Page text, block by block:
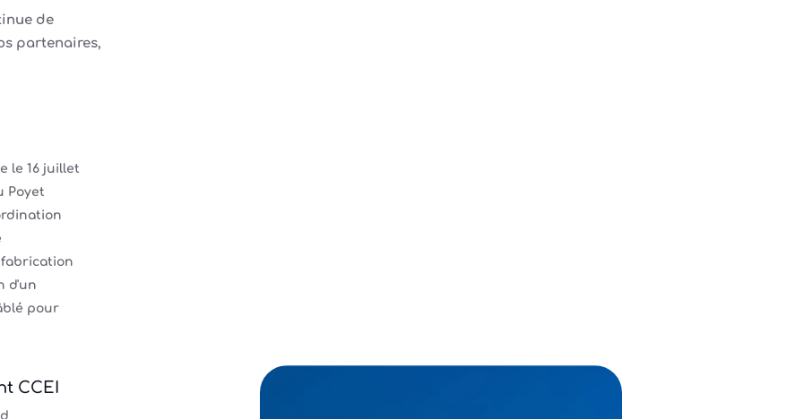
de
partenaires,
le 16 juillet
Poyet
d'un
pour
CCEI